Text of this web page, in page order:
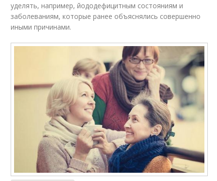
уделять, например, йододефицитным состояниям и
заболеваниям, которые ранее объяснялись совершенно
иными причинами.